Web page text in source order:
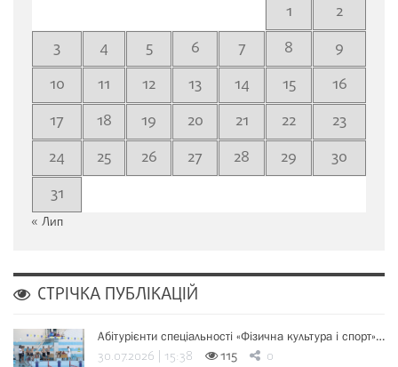
1
2
3
4 5 6 7 8
9
10
11 12 13 14 15
16
17
18 19 20 21 22
23
24
25 26 27 28 29
30
31
« Лип
СТРІЧКА ПУБЛІКАЦІЙ
Абітурієнти спеціальності «Фізична культура і спорт»…
30.07.2026 | 15:38 115 0